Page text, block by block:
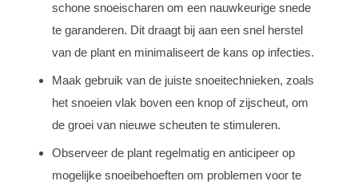
schone snoeischaren om een nauwkeurige snede
te garanderen. Dit draagt bij aan een snel herstel
van de plant en minimaliseert de kans op infecties.
Maak gebruik van de juiste snoeitechnieken, zoals
het snoeien vlak boven een knop of zijscheut, om
de groei van nieuwe scheuten te stimuleren.
Observeer de plant regelmatig en anticipeer op
mogelijke snoeibehoeften om problemen voor te